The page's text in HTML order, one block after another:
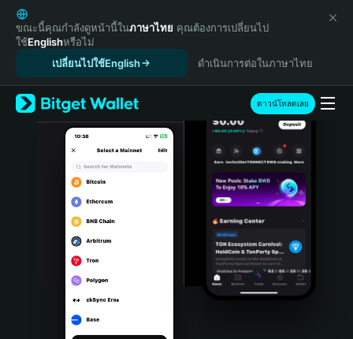
English
日本語
Tiếng Việt
Español (Latinoamérica)
Türkçe
Italiano
Português (Portugal)
Bahasa Indonesia
Português (Brasil)
ขณะนี้คุณกำลังดูหน้านี้ในภาษาไทย คุณต้องการเปลี่ยนไป
ใช้Englishหรือไม่
เปลี่ยนไปใช้English
ดำเนินการต่อในภาษาไทย
ดาวน์โหลดเลย